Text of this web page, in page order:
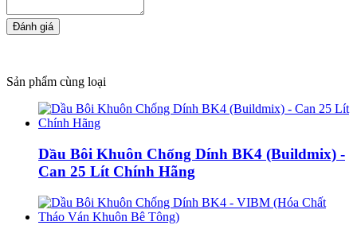
Sản phẩm cùng loại
Dầu Bôi Khuôn Chống Dính BK4 (Buildmix) -
Can 25 Lít Chính Hãng